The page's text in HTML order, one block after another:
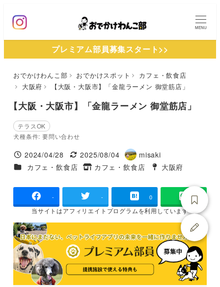
ン
MENU
プレミアム部員募集スタート>>
おでかけわんこ部 おでかけスポット
カフェ・飲食店
大阪府
【大阪・大阪市】「金龍ラーメン 御堂筋店」
【大阪・大阪市】「金龍ラーメン 御堂筋店」
テラスOK
犬種条件: 要問い合わせ
投稿日
2024/04/28
更新日
2025/08/04
著
者
misaki
施設ジャンル
カフェ・飲食店
タグ
カフェ・飲食店
タグ
大阪府
- - 0
当サイトはアフィリエイトプログラムを利用しています